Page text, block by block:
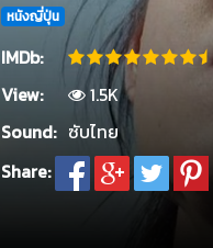
หนังญี่ปุ่น
IMDb:
View:
1.5K
Sound: ซับไทย
Share: